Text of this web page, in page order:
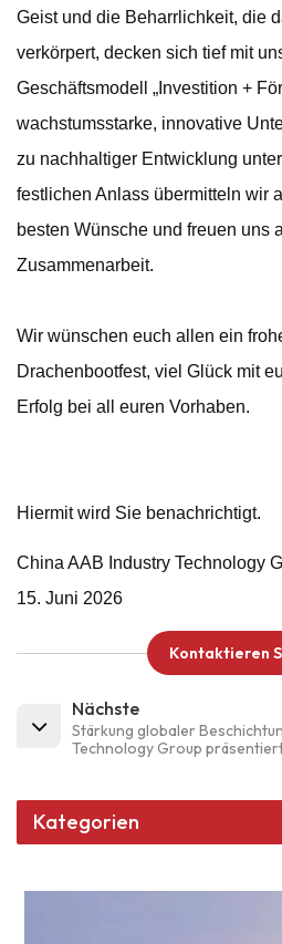
Geist und die Beharrlichkeit, die
verkörpert, decken sich tief mit
Geschäftsmodell „Investition +
wachstumsstarke, innovative
zu nachhaltiger Entwicklung
festlichen Anlass übermitteln wir
besten Wünsche und freuen uns
Zusammenarbeit.
Wir wünschen euch allen ein
Drachenbootfest, viel Glück mit
Erfolg bei all euren Vorhaben.
Hiermit wird Sie benachrichtigt.
China AAB Industry Technology
15. Juni 2026
Kontaktieren
Nächste
Stärkung globaler
Technology Group
Kategorien